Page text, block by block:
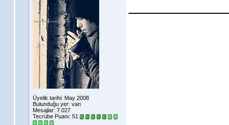
Üyelik tarihi: May 2008
Bulunduğu yer: van
Mesajlar: 7.027
Tecrübe Puanı: 51